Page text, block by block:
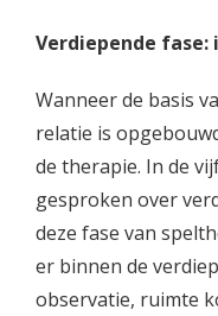
Verdiepende
Wanneer de basis
relatie is
de therapie. In de
gesproken over
deze fase van
er binnen de
observatie, ruimte